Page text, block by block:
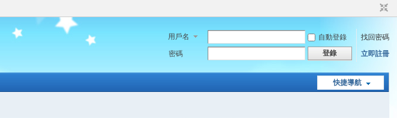
用戶名 自動登錄
找回密碼
密碼
登錄 立即註冊
快捷導航